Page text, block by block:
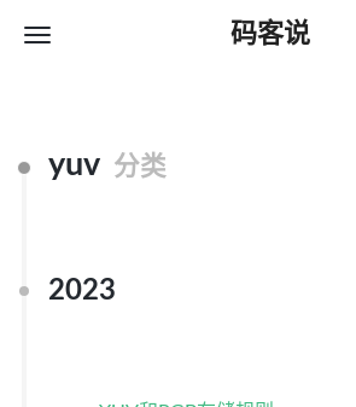
码客说
yuv 分类
2023